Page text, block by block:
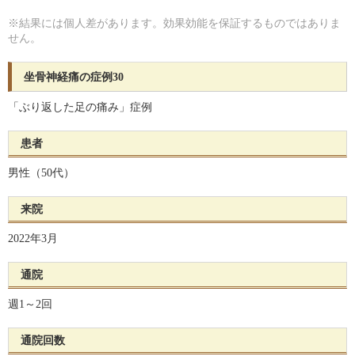
※結果には個人差があります。効果効能を保証するものではありま
せん。
坐骨神経痛の症例30
「ぶり返した足の痛み」症例
患者
男性（50代）
来院
2022年3月
通院
週1～2回
通院回数